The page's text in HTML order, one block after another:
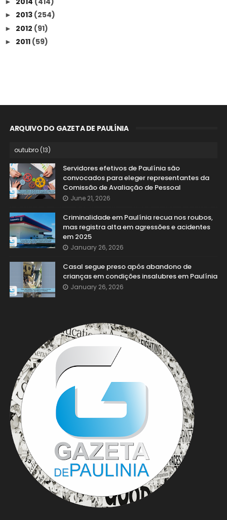
► 2013 (254)
► 2012 (91)
► 2011 (59)
ARQUIVO DO GAZETA DE PAULÍNIA
Servidores efetivos de Paulínia são
convocados para eleger representantes da
Comissão de Avaliação de Pessoal
June 21, 2026
Criminalidade em Paulínia recua nos roubos,
mas registra alta em agressões e acidentes
em 2025
January 26, 2026
Casal segue preso após abandono de
crianças em condições insalubres em Paulínia
January 26, 2026